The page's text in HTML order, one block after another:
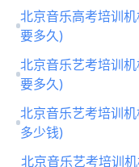
北京音乐高考培训
要多久)
北京音乐艺考培训
要多久)
北京音乐艺考培训
多少钱)
北京音乐艺考培训